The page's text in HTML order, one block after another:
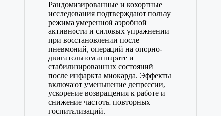
Рандомизированные и кохортные
исследования подтверждают пользу
режима умеренной аэробной
активности и силовых упражнений
при восстановлении после
пневмоний, операций на опорно-
двигательном аппарате и
стабилизированных состояний
после инфаркта миокарда. Эффекты
включают уменьшение депрессии,
ускорение возвращения к работе и
снижение частоты повторных
госпитализаций.